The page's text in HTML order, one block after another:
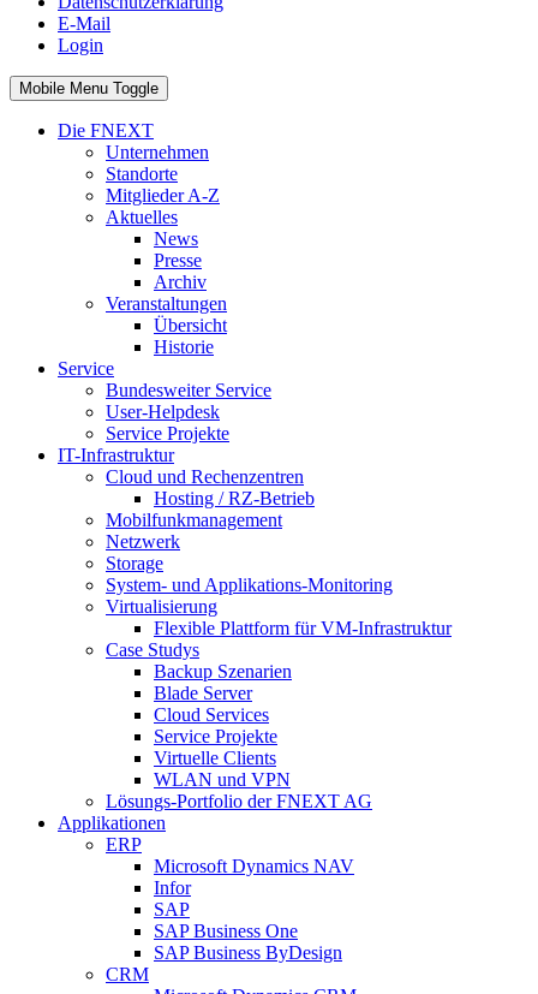
E-Mail
Login
Mobile Menu Toggle
Die FNEXT
Unternehmen
Standorte
Mitglieder A-Z
Aktuelles
News
Presse
Archiv
Veranstaltungen
Übersicht
Historie
Service
Bundesweiter Service
User-Helpdesk
Service Projekte
IT-Infrastruktur
Cloud und Rechenzentren
Hosting / RZ-Betrieb
Mobilfunkmanagement
Netzwerk
Storage
System- und Applikations-Monitoring
Virtualisierung
Flexible Plattform für VM-Infrastruktur
Case Studys
Backup Szenarien
Blade Server
Cloud Services
Service Projekte
Virtuelle Clients
WLAN und VPN
Lösungs-Portfolio der FNEXT AG
Applikationen
ERP
Microsoft Dynamics NAV
Infor
SAP
SAP Business One
SAP Business ByDesign
CRM